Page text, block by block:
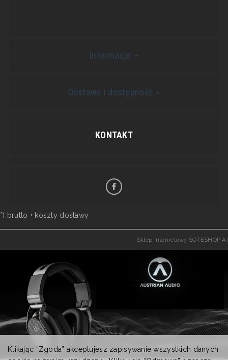
Informacje
Dostawa i dostępność
KONTAKT
*) brutto + koszty dostawy
Sklep internetowy SOTESHOP AI
Klikając “Zgoda” akceptujesz zapisywanie wszystkich danych